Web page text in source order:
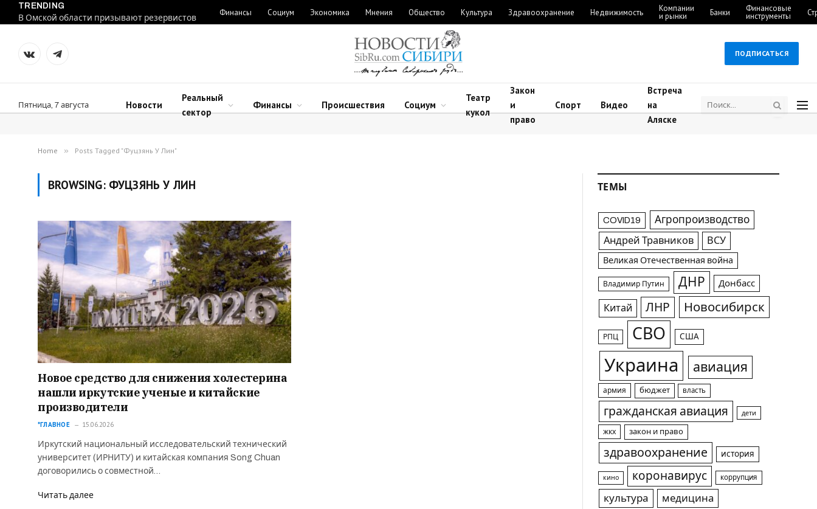
TRENDING
В Омской области призывают резервистов
Финансы Социум Экономика Мнения Общество Культура Здравоохранение Недвижимость Компании
и рынки Банки Финансовые
инструменты
VKontakteTelegram
ПОДПИСАТЬСЯ
Пятница, 7 августа Новости
Реальный
сектор
Финансы Происшествия Социум
Театр
кукол
Закон
и
право
Спорт Видео
Встреча
на
Аляске
Home » Posts Tagged "Фуцзянь У Лин"
BROWSING: ФУЦЗЯНЬ У ЛИН
Новое средство для снижения холестерина
нашли иркутские ученые и китайские
производители
*ГЛАВНОЕ 15.06.2026
Иркутский национальный исследовательский технический
университет (ИРНИТУ) и китайская компания Song Chuan
договорились о совместной…
Читать далее
ТЕМЫ
COVID19 Агропроизводство
Андрей Травников ВСУ
Великая Отечественная война
Владимир Путин ДНР Донбасс
Китай ЛНР Новосибирск
РПЦ СВО США
Украина авиация
армия бюджет власть
гражданская авиация дети
жкх закон и право
здравоохранение история
кино коронавирус коррупция
культура медицина